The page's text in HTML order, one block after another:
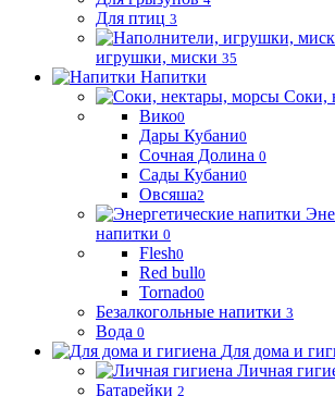
Для птиц 3
игрушки, миски 35
Напитки
Соки,
Вико0
Дары Кубани0
Сочная Долина 0
Сады Кубани0
Овсяша2
напитки 0
Flesh0
Red bull0
Tornado0
Безалкогольные напитки 3
Вода 0
Для дома и
Личная
Батарейки 2